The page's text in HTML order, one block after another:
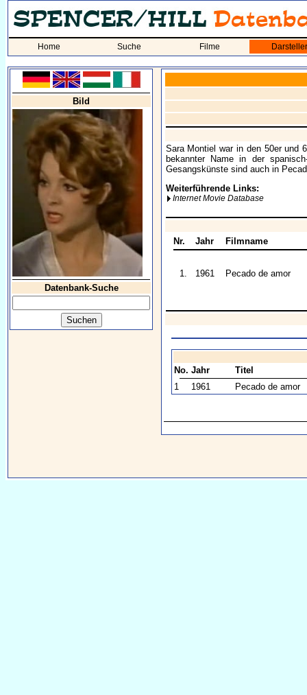
Home Suche Filme Darsteller
Bild
Datenbank-Suche
Sara Montiel war in den 50er und
bekannter Name in der
Gesangskünste sind auch in
Weiterführende Links:
Internet Movie Database
Nr. Jahr Filmname
1. 1961 Pecado de amor
No. Jahr
Titel
1
1961 Pecado de amor